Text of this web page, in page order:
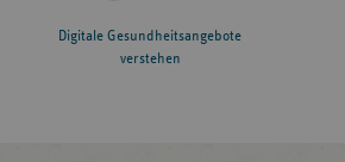
Digitale Gesundheitsangebote
verstehen